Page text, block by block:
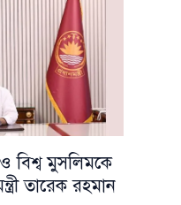
বিশ্ব মুসলিমকে
তারেক রহমান